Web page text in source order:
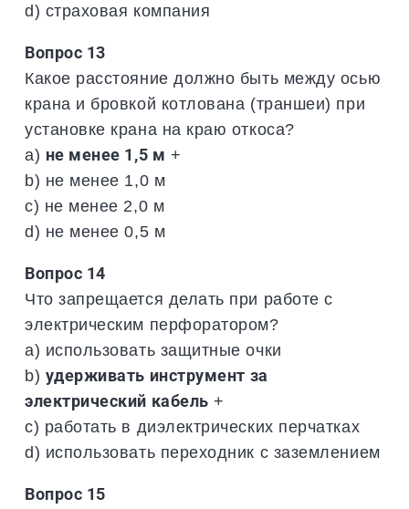
d) страховая компания
Вопрос 13
Какое расстояние должно быть между осью
крана и бровкой котлована (траншеи) при
установке крана на краю откоса?
a) не менее 1,5 м +
b) не менее 1,0 м
c) не менее 2,0 м
d) не менее 0,5 м
Вопрос 14
Что запрещается делать при работе с
электрическим перфоратором?
a) использовать защитные очки
b) удерживать инструмент за
электрический кабель +
c) работать в диэлектрических перчатках
d) использовать переходник с заземлением
Вопрос 15